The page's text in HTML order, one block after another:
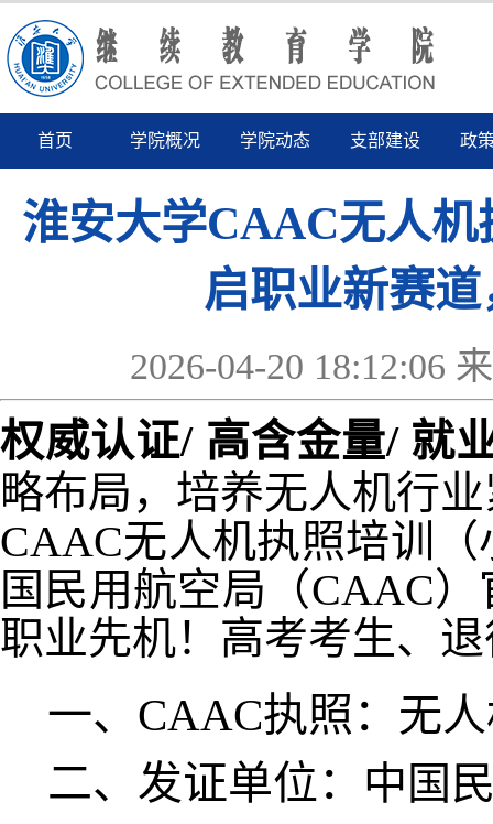
首页 学院概况 学院动态 支部建设 政
淮安大学CAAC无人
启职业新赛
2026-04-20 18:12:06
权威认证/ 高含金量/ 就
略布局，培养无人机行
CAAC无人机执照培训
国民用航空局（CAAC
职业先机！高考考生、
一、 CAAC执照： 无
二、发证单位： 中国